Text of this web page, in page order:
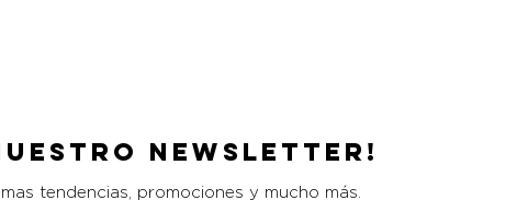
Newsletter!
tendencias, promociones y mucho más.